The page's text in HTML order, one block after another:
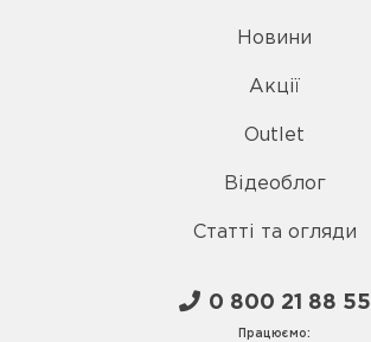
Новини
Акції
Outlet
Відеоблог
Статті та огляди
0 800 21 88 55
Працюємо: